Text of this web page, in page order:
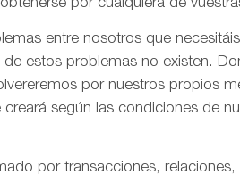
por cualquiera de
entre nosotros que
estos problemas no existen.
por nuestros propios
creará según las condiciones de
por transacciones,